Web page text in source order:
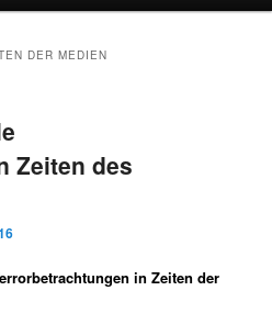
DER MEDIEN
Zeiten des
in Zeiten der